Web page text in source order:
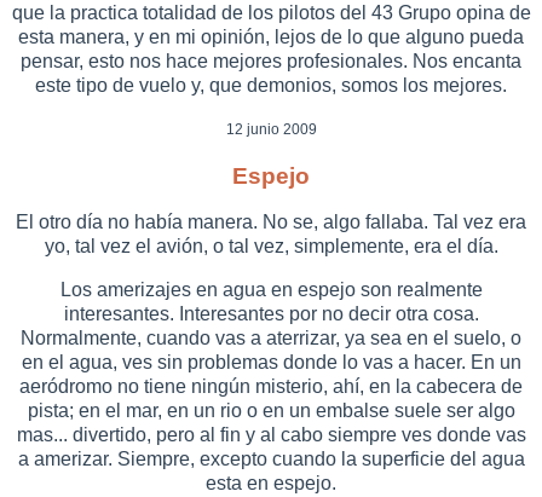
que la practica totalidad de los pilotos del 43 Grupo opina de
esta manera, y en mi opinión, lejos de lo que alguno pueda
pensar, esto nos hace mejores profesionales. Nos encanta
este tipo de vuelo y, que demonios, somos los mejores.
12 junio 2009
Espejo
El otro día no había manera. No se, algo fallaba. Tal vez era
yo, tal vez el avión, o tal vez, simplemente, era el día.
Los amerizajes en agua en espejo son realmente
interesantes. Interesantes por no decir otra cosa.
Normalmente, cuando vas a aterrizar, ya sea en el suelo, o
en el agua, ves sin problemas donde lo vas a hacer. En un
aeródromo no tiene ningún misterio, ahí, en la cabecera de
pista; en el mar, en un rio o en un embalse suele ser algo
mas... divertido, pero al fin y al cabo siempre ves donde vas
a amerizar. Siempre, excepto cuando la superficie del agua
esta en espejo.